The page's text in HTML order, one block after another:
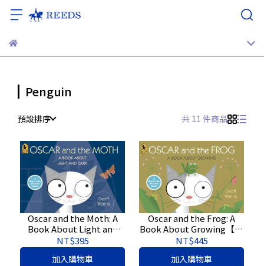
Penguin
預設排序 共 11 件商品
Oscar and the Moth: A
Book About Light and
Dark【原文書】
9780763640316
NT$395
加入購物車
Oscar and the Frog: A
Book About Growing【原
文書】9780763640309
NT$445
加入購物車